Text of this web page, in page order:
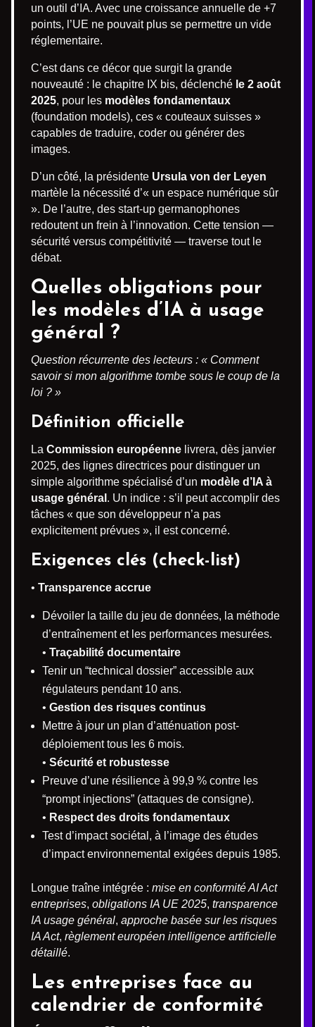
un outil d’IA. Avec une croissance annuelle de +7
points, l’UE ne pouvait plus se permettre un vide
réglementaire.
C’est dans ce décor que surgit la grande
nouveauté : le chapitre IX bis, déclenché le 2 août
2025, pour les modèles fondamentaux
(foundation models), ces « couteaux suisses »
capables de traduire, coder ou générer des
images.
D’un côté, la présidente Ursula von der Leyen
martèle la nécessité d’« un espace numérique sûr
». De l’autre, des start-up germanophones
redoutent un frein à l’innovation. Cette tension —
sécurité versus compétitivité — traverse tout le
débat.
Quelles obligations pour
les modèles d’IA à usage
général ?
Question récurrente des lecteurs : « Comment
savoir si mon algorithme tombe sous le coup de la
loi ? »
Définition officielle
La Commission européenne livrera, dès janvier
2025, des lignes directrices pour distinguer un
simple algorithme spécialisé d’un modèle d’IA à
usage général . Un indice : s’il peut accomplir des
tâches « que son développeur n’a pas
explicitement prévues », il est concerné.
Exigences clés (check-list)
• Transparence accrue
Dévoiler la taille du jeu de données, la méthode
d’entraînement et les performances mesurées.
• Traçabilité documentaire
Tenir un “technical dossier” accessible aux
régulateurs pendant 10 ans.
• Gestion des risques continus
Mettre à jour un plan d’atténuation post-
déploiement tous les 6 mois.
• Sécurité et robustesse
Preuve d’une résilience à 99,9 % contre les
“prompt injections” (attaques de consigne).
• Respect des droits fondamentaux
Test d’impact sociétal, à l’image des études
d’impact environnemental exigées depuis 1985.
Longue traîne intégrée : mise en conformité AI Act
entreprises, obligations IA UE 2025, transparence
IA usage général, approche basée sur les risques
IA Act, règlement européen intelligence artificielle
détaillé.
Les entreprises face au
calendrier de conformité